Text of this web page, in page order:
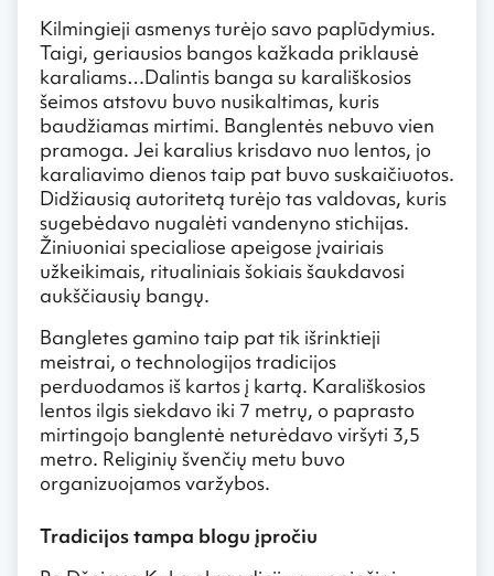
Kilmingieji asmenys turėjo savo paplūdymius.
Taigi, geriausios bangos kažkada priklausė
karaliams…Dalintis banga su karališkosios
šeimos atstovu buvo nusikaltimas, kuris
baudžiamas mirtimi. Banglentės nebuvo vien
pramoga. Jei karalius krisdavo nuo lentos, jo
karaliavimo dienos taip pat buvo suskaičiuotos.
Didžiausią autoritetą turėjo tas valdovas, kuris
sugebėdavo nugalėti vandenyno stichijas.
Žiniuoniai specialiose apeigose įvairiais
užkeikimais, ritualiniais šokiais šaukdavosi
aukščiausių bangų.
Bangletes gamino taip pat tik išrinktieji
meistrai, o technologijos tradicijos
perduodamos iš kartos į kartą. Karališkosios
lentos ilgis siekdavo iki 7 metrų, o paprasto
mirtingojo banglentė neturėdavo viršyti 3,5
metro. Religinių švenčių metu buvo
organizuojamos varžybos.
Tradicijos tampa blogu įpročiu